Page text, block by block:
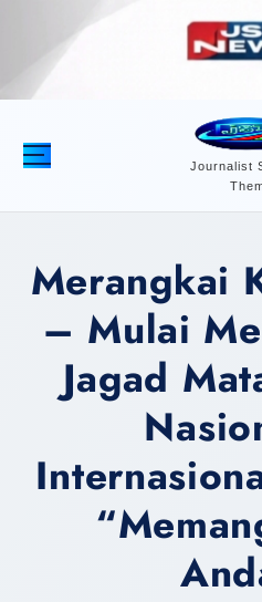
n
Journalist
Merangkai
– Mulai
Jagad